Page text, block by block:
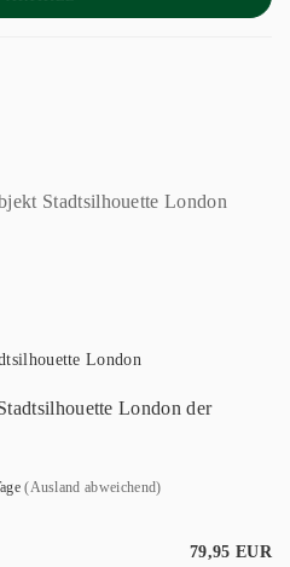
London
London der
(Ausland abweichend)
79,95 EUR